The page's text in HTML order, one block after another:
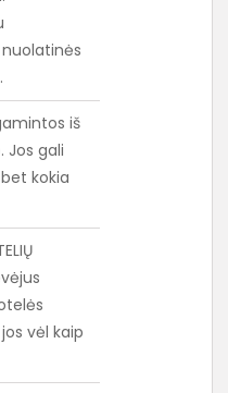
iš
Jos gali
kokia
vėl kaip